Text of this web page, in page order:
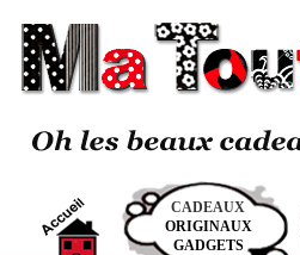
CADEAUX
ORIGINAUX
GADGETS